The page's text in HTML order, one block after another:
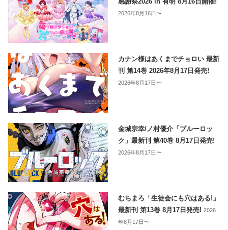
2026年8月16日〜
カナン様はあくまでチョロい 最新
刊 第14巻 2026年8月17日発売!
2026年8月17日〜
金城宗幸/ノ村優介「ブルーロッ
ク」最新刊 第40巻 8月17日発売!
2026年8月17日〜
むちまろ「生徒会にも穴はある!」
最新刊 第13巻 8月17日発売!2026
年8月17日〜